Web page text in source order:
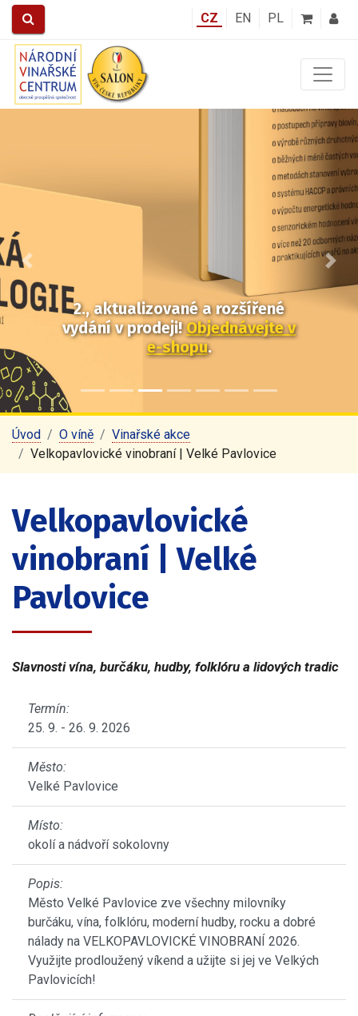
CZ EN PL
2., aktualizované a rozšířené
vydání v prodeji!Objednávejte v
e-shopu.
Předchozí Další
Úvod O víně
Vinařské akce
Velkopavlovické vinobraní | Velké Pavlovice
Velkopavlovické
vinobraní | Velké
Pavlovice
Slavnosti vína, burčáku, hudby, folklóru a lidových tradic
Termín:
25. 9. - 26. 9. 2026
Město:
Velké Pavlovice
Místo:
okolí a nádvoří sokolovny
Popis:
Město Velké Pavlovice zve všechny milovníky
burčáku, vína, folklóru, moderní hudby, rocku a dobré
nálady na VELKOPAVLOVICKÉ VINOBRANÍ 2026.
Využijte prodloužený víkend a užijte si jej ve Velkých
Pavlovicích!